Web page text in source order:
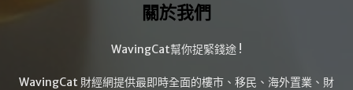
關於我們
WavingCat幫你捉緊錢途 !
WavingCat 財經網提供最即時全面的樓市、移民、海外置業、財